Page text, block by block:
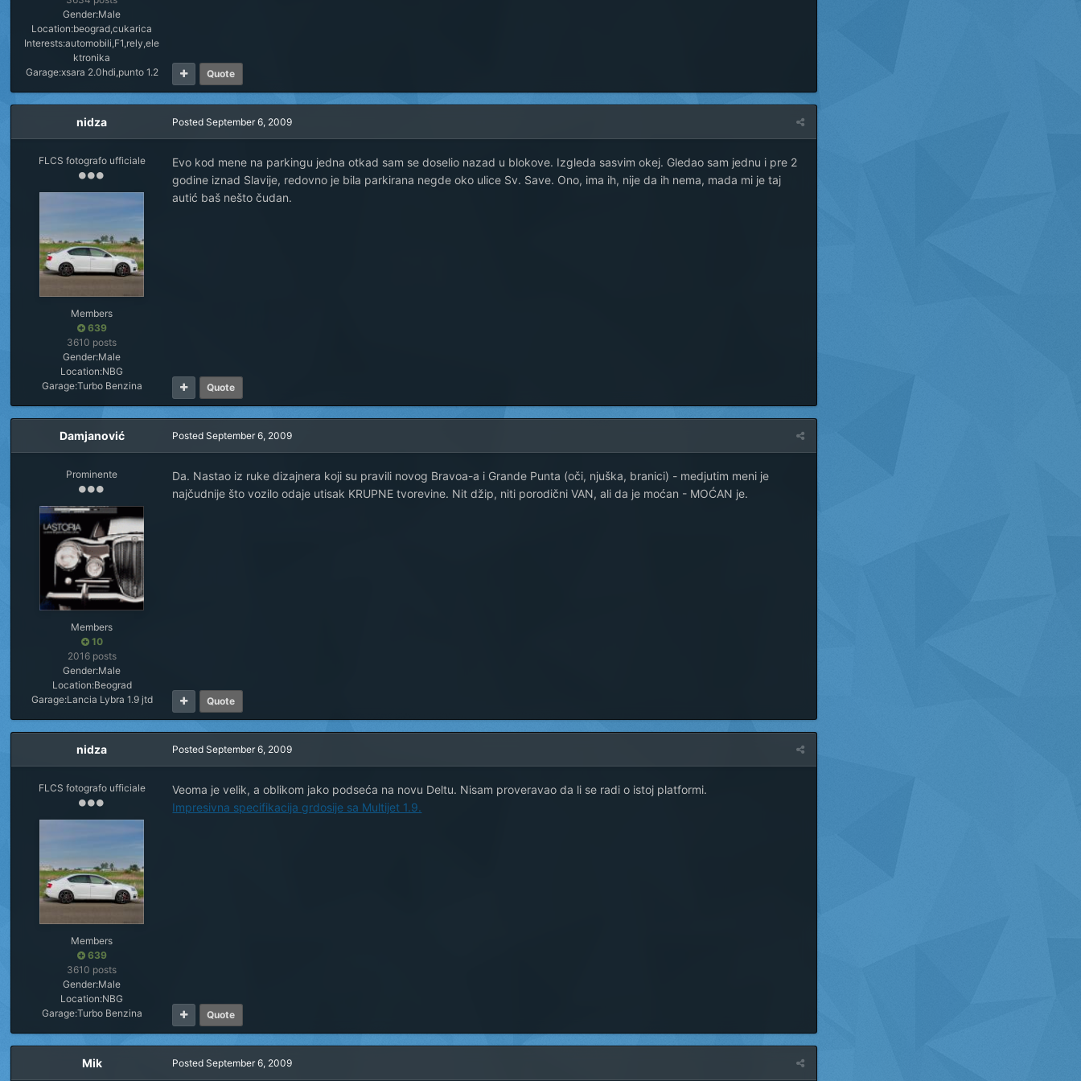
Gender:Male
Location:beograd,cukarica
Interests:automobili,F1,rely,ele
ktronika
Garage:xsara 2.0hdi,punto 1.2 Quote
nidza
FLCS fotografo ufficiale
Members
639
3610 posts
Gender:Male
Location:NBG
Garage:Turbo Benzina
PostedSeptember 6, 2009
Evo kod mene na parkingu jedna otkad sam se doselio nazad u blokove. Izgleda sasvim okej. Gledao sam jednu i pre 2
godine iznad Slavije, redovno je bila parkirana negde oko ulice Sv. Save. Ono, ima ih, nije da ih nema, mada mi je taj
autić baš nešto čudan.
Quote
Damjanović
Prominente
Members
10
2016 posts
Gender:Male
Location:Beograd
Garage:Lancia Lybra 1.9 jtd
PostedSeptember 6, 2009
Da. Nastao iz ruke dizajnera koji su pravili novog Bravoa-a i Grande Punta (oči, njuška, branici) - medjutim meni je
najčudnije što vozilo odaje utisak KRUPNE tvorevine. Nit džip, niti porodični VAN, ali da je moćan - MOĆAN je.
Quote
nidza
FLCS fotografo ufficiale
Members
639
3610 posts
Gender:Male
Location:NBG
Garage:Turbo Benzina
PostedSeptember 6, 2009
Veoma je velik, a oblikom jako podseća na novu Deltu. Nisam proveravao da li se radi o istoj platformi.
Impresivna specifikacija grdosije sa Multijet 1.9.
Quote
Mik PostedSeptember 6, 2009